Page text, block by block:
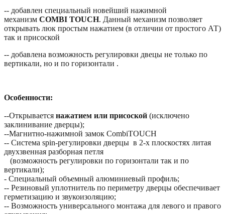
-- добавлен специальный новейший нажимной
механизм COMBI TOUCH. Данный механизм позволяет
открывать люк простым нажатием (в отличии от простого АТ)
так и присоской
-- добавлена возможность регулировки двецы не только по
вертикали, но и по горизонтали .
Особенности:
--Открывается нажатием или присоской (исключено
заклинивание дверцы);
--Магнитно-нажимной замок CombiTOUCH
-- Система spin-регулировки дверцы в 2-х плоскостях литая
двухзвенная разборная петля
(возможность регулировки по горизонтали так и по
вертикали);
- Специальный объемный алюминиевый профиль;
-- Резиновый уплотнитель по периметру дверцы обеспечивает
герметизацию и звукоизоляцию;
-- Возможность универсального монтажа для левого и правого